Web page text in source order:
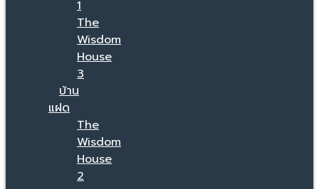
1
The
Wisdom
House
3
บ้าน
แฝด
The
Wisdom
House
2